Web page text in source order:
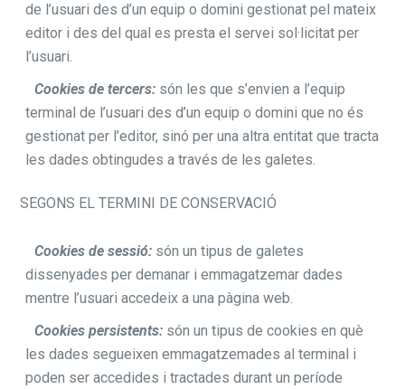
de l’usuari des d’un equip o domini gestionat pel mateix
editor i des del qual es presta el servei sol·licitat per
l’usuari.
Cookies de tercers: són les que s’envien a l’equip
terminal de l’usuari des d’un equip o domini que no és
gestionat per l’editor, sinó per una altra entitat que tracta
les dades obtingudes a través de les galetes.
SEGONS EL TERMINI DE CONSERVACIÓ
Cookies de sessió: són un tipus de galetes
dissenyades per demanar i emmagatzemar dades
mentre l’usuari accedeix a una pàgina web.
Cookies persistents: són un tipus de cookies en què
les dades segueixen emmagatzemades al terminal i
poden ser accedides i tractades durant un període